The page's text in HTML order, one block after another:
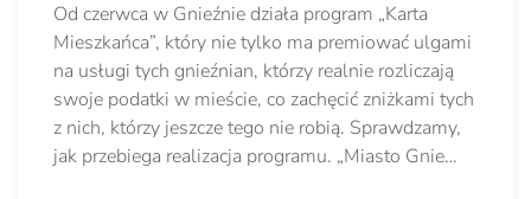
Od czerwca w Gnieźnie działa program „Karta
Mieszkańca”, który nie tylko ma premiować ulgami
na usługi tych gnieźnian, którzy realnie rozliczają
swoje podatki w mieście, co zachęcić zniżkami tych
z nich, którzy jeszcze tego nie robią. Sprawdzamy,
jak przebiega realizacja programu. „Miasto Gnie…